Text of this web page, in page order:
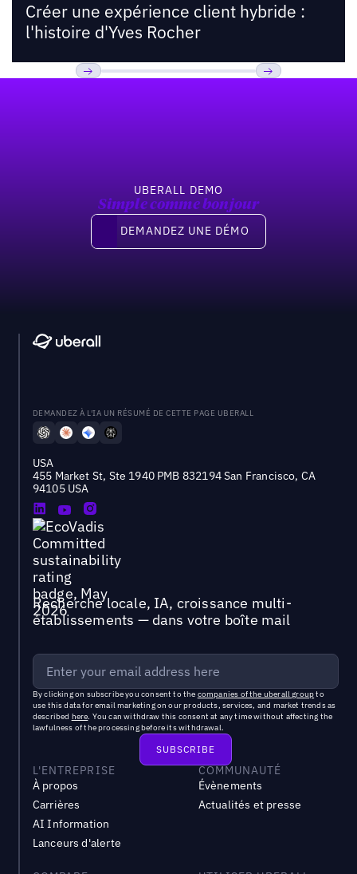
Créer une expérience client hybride :
l'histoire d'Yves Rocher
UBERALL DEMO
Simple comme bonjour
Demandez une démo
DEMANDEZ UNE DÉMO
DEMANDEZ À L'IA UN RÉSUMÉ DE CETTE PAGE UBERALL
USA
455 Market St, Ste 1940 PMB 832194 San Francisco, CA
94105 USA
Recherche locale, IA, croissance multi-
établissements — dans votre boîte mail
By clicking on subscribe you consent to the companies of the uberall groupto
use this data for email marketing on our products, services, and market trends as
described here. You can withdraw this consent at any time without affecting the
lawfulness of the processing before its withdrawal.
L'ENTREPRISE
À propos
Carrières
AI Information
Lanceurs d'alerte
COMMUNAUTÉ
Évènements
Actualités et presse